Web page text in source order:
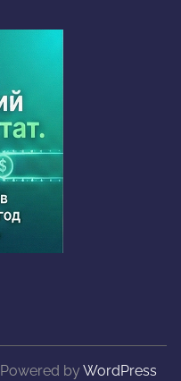
Powered by WordPress